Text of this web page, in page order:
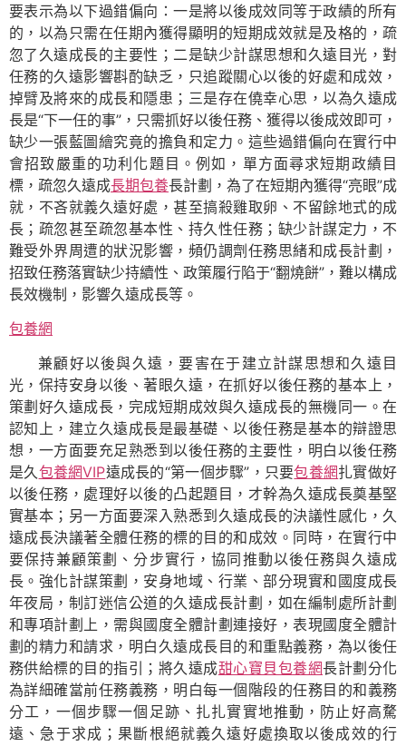
要表示為以下過錯偏向：一是將以後成效同等于政績的所有
的，以為只需在任期內獲得顯明的短期成效就是及格的，疏
忽了久遠成長的主要性；二是缺少計謀思想和久遠目光，對
任務的久遠影響斟酌缺乏，只追蹤關心以後的好處和成效，
掉臂及將來的成長和隱患；三是存在僥幸心思，以為久遠成
長是“下一任的事”，只需抓好以後任務、獲得以後成效即可，
缺少一張藍圖繪究竟的擔負和定力。這些過錯偏向在實行中
會招致嚴重的功利化題目。例如，單方面尋求短期政績目
標，疏忽久遠成長期包養長計劃，為了在短期內獲得“亮眼”成
就，不吝就義久遠好處，甚至搞殺雞取卵、不留餘地式的成
長；疏忽甚至疏忽基本性、持久性任務；缺少計謀定力，不
難受外界周遭的狀況影響，頻仍調劑任務思緒和成長計劃，
招致任務落實缺少持續性、政策履行陷于“翻燒餅”，難以構成
長效機制，影響久遠成長等。
包養網
兼顧好以後與久遠，要害在于建立計謀思想和久遠目
光，保持安身以後、著眼久遠，在抓好以後任務的基本上，
策劃好久遠成長，完成短期成效與久遠成長的無機同一。在
認知上，建立久遠成長是最基礎、以後任務是基本的辯證思
想，一方面要充足熟悉到以後任務的主要性，明白以後任務
是久包養網VIP遠成長的“第一個步驟”，只要包養網扎實做好
以後任務，處理好以後的凸起題目，才幹為久遠成長奠基堅
實基本；另一方面要深入熟悉到久遠成長的決議性感化，久
遠成長決議著全體任務的標的目的和成效。同時，在實行中
要保持兼顧策劃、分步實行，協同推動以後任務與久遠成
長。強化計謀策劃，安身地域、行業、部分現實和國度成長
年夜局，制訂迷信公道的久遠成長計劃，如在編制處所計劃
和專項計劃上，需與國度全體計劃連接好，表現國度全體計
劃的精力和請求，明白久遠成長目的和重點義務，為以後任
務供給標的目的指引；將久遠成甜心寶貝包養網長計劃分化
為詳細確當前任務義務，明白每一個階段的任務目的和義務
分工，一個步驟一個足跡、扎扎實實地推動，防止好高騖
遠、急于求成；果斷根絕就義久遠好處換取以後成效的行